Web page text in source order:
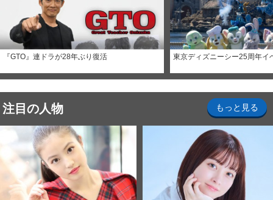
『GTO』連ドラが28年ぶり復活 東京ディズニーシー25周年イ
注目の人物 もっと見る